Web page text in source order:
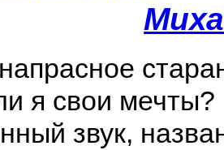
я свои мечты?
звук,